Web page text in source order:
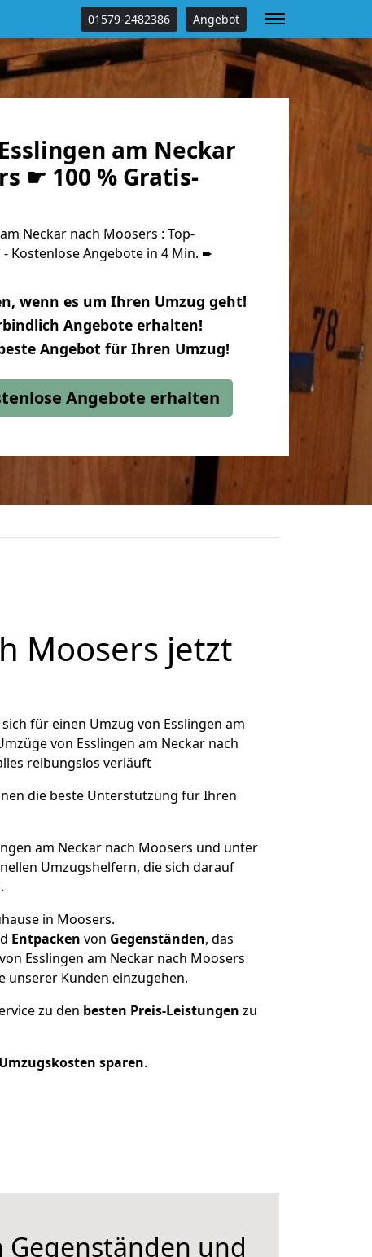
01579-2482386 Angebot
am Neckar
☛ 100 % Gratis-
Neckar nach Moosers : Top-
Kostenlose Angebote in 4 Min. ➨
wenn es um Ihren Umzug geht!
Angebote erhalten!
Angebot für Ihren Umzug!
Angebote erhalten
Moosers jetzt
für einen Umzug von Esslingen am
von Esslingen am Neckar nach
reibungslos verläuft
die beste Unterstützung für Ihren
am Neckar nach Moosers und unter
Umzugshelfern, die sich darauf
in Moosers.
Entpacken von Gegenständen, das
Esslingen am Neckar nach Moosers
unserer Kunden einzugehen.
zu den besten Preis-Leistungen zu
sparen.
Gegenständen und